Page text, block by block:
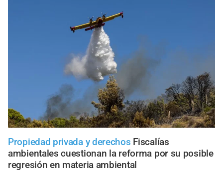
Propiedad privada y derechos Fiscalías
ambientales cuestionan la reforma por su posible
regresión en materia ambiental